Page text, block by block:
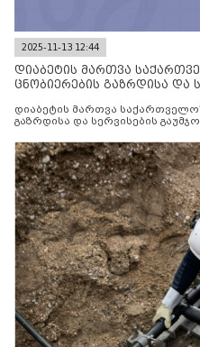
2025-11-13 12:44
დიაბეტის მართვა
ცნობიერების გაზრდისა და
დიაბეტის მართვა
გაზრდისა და სერვისების